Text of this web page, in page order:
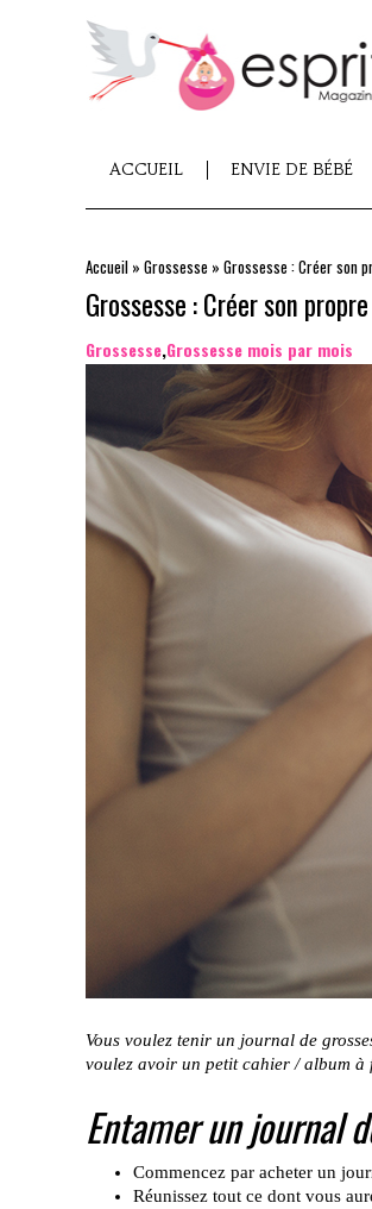
ACCUEIL ENVIE DE BÉBÉ
Accueil » Grossesse » Grossesse : Créer son
Grossesse : Créer son
Grossesse,Grossesse mois par mois
Vous voulez tenir un journal de
voulez avoir un petit cahier / album à
Entamer un journal
Commencez par acheter un
Réunissez tout ce dont vous